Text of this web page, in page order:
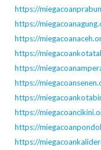
https://
https://
https://
https://
https://
https://
https://
https://
https://
https://